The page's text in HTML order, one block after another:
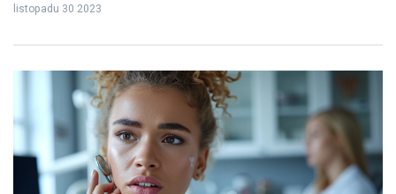
estetické zubní procedury, které nabízí rychlé a trvale řešení pro
úsměvu.
listopadu 30 2023